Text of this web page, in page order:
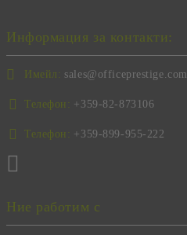
Информация за контакти:
Имейл: sales@officeprestige.com
Телефон: +359-82-873106
Телефон: +359-899-955-222
Ние работим с